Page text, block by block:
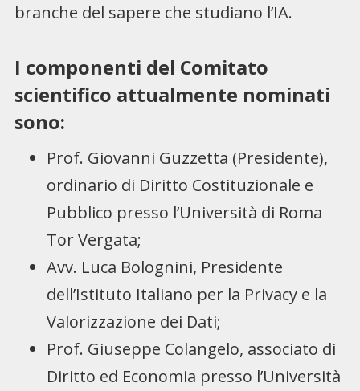
branche del sapere che studiano l’IA.
I componenti del Comitato
scientifico attualmente nominati
sono:
Prof. Giovanni Guzzetta (Presidente),
ordinario di Diritto Costituzionale e
Pubblico presso l’Università di Roma
Tor Vergata;
Avv. Luca Bolognini, Presidente
dell’Istituto Italiano per la Privacy e la
Valorizzazione dei Dati;
Prof. Giuseppe Colangelo, associato di
Diritto ed Economia presso l’Università